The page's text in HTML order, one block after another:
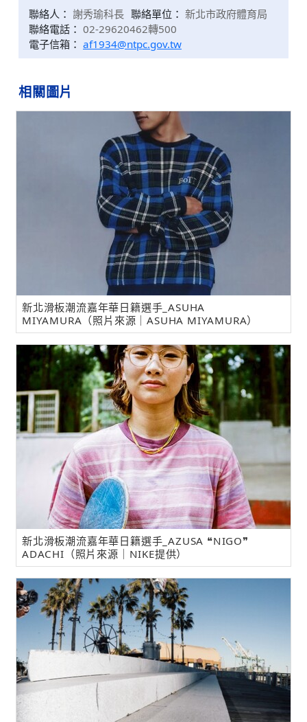
聯絡人： 謝秀瑜科長 聯絡單位： 新北市政府體育局
聯絡電話： 02-29620462轉500
電子信箱： af1934@ntpc.gov.tw
相關圖片
新北滑板潮流嘉年華日籍選手_ASUHA
MIYAMURA（照片來源｜ASUHA MIYAMURA）
新北滑板潮流嘉年華日籍選手_AZUSA ❝NIGO❞
ADACHI（照片來源｜NIKE提供）